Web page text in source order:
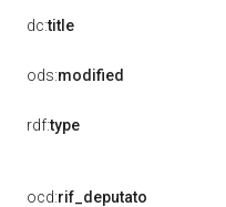
dc:title
ods:modified
rdf:type
ocd:rif_deputato